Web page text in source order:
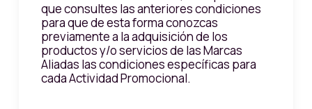
que consultes las anteriores condiciones
para que de esta forma conozcas
previamente a la adquisición de los
productos y/o servicios de las Marcas
Aliadas las condiciones específicas para
cada Actividad Promocional.